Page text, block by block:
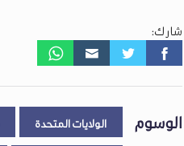
شارك:
الوسوم
الولايات المتحدة